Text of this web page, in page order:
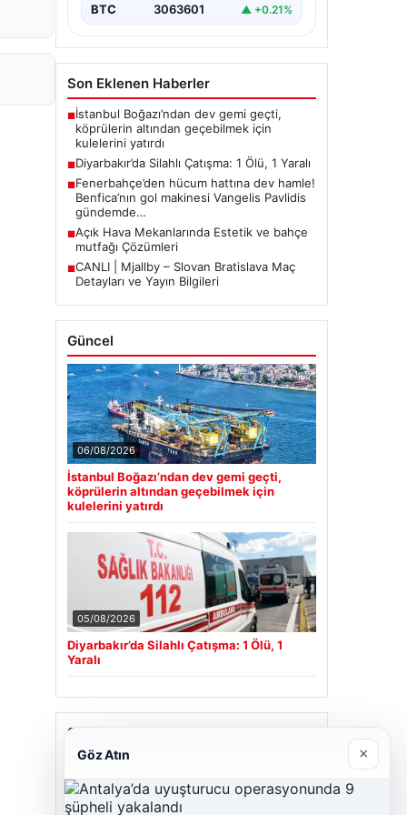
BTC 3063601 ▲ +0.21%
Son Eklenen Haberler
■İstanbul Boğazı’ndan dev gemi geçti,
köprülerin altından geçebilmek için
kulelerini yatırdı
■Diyarbakır’da Silahlı Çatışma: 1 Ölü, 1 Yaralı
■Fenerbahçe’den hücum hattına dev hamle!
Benfica’nın gol makinesi Vangelis Pavlidis
gündemde…
■Açık Hava Mekanlarında Estetik ve bahçe
mutfağı Çözümleri
■CANLI | Mjallby – Slovan Bratislava Maç
Detayları ve Yayın Bilgileri
Güncel
06/08/2026
İstanbul Boğazı’ndan dev gemi geçti,
köprülerin altından geçebilmek için
kulelerini yatırdı
05/08/2026
Diyarbakır’da Silahlı Çatışma: 1 Ölü, 1
Yaralı
Son Eklenen Firmalar
Cengiz Sigorta
23/06/2026
Göz Atın ×